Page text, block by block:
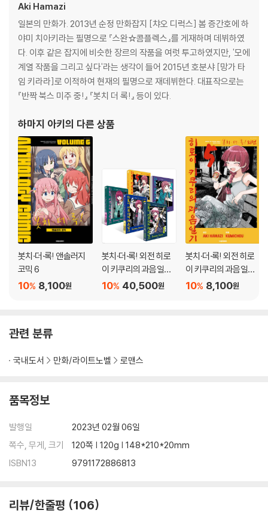
Aki Hamazi
일본의 만화가. 2013년 순정 만화잡지 [챠오 디럭스] 봄 증간호에 하
야미 치아키라는 필명으로 『스완☆콤플렉스』를 게재하며 데뷔하였
다. 이후 같은 잡지에 비슷한 장르의 작품을 여럿 투고하였지만, '모에
계열 작품을 그리고 싶다'라는 생각이 들어 2015년 호분샤 [망가 타
임 키라라]로 이적하여 현재의 필명으로 재데뷔한다. 대표작으로는
『반짝 북스 미주 중!』 『봇치 더 록!』 등이 있다.
하마지 아키 의 다른 상품
봇치·더·록! 앤솔러지
코믹 6
8,100원
10%
봇치·더·록! 외전 히로
이 키쿠리의 과음일기 1
~5권 세트40,500원
10%
봇치·더·록! 외전 히로
이 키쿠리의 과음일기
5
8,100원
10%
관련 분류
국내도서 만화/라이트노벨 로맨스
품목정보
발행일
2023년 02월 06일
쪽수, 무게, 크기
120쪽 | 120g | 148*210*20mm
ISBN13
9791172886813
리뷰/한줄평 106